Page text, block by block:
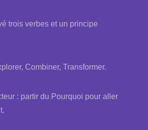
trois verbes et un principe
Combiner, Transformer.
: partir du Pourquoi pour aller